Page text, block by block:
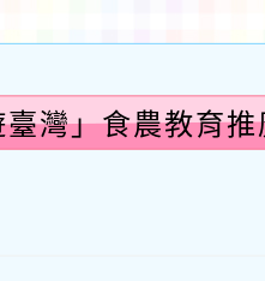
灣」食農教育